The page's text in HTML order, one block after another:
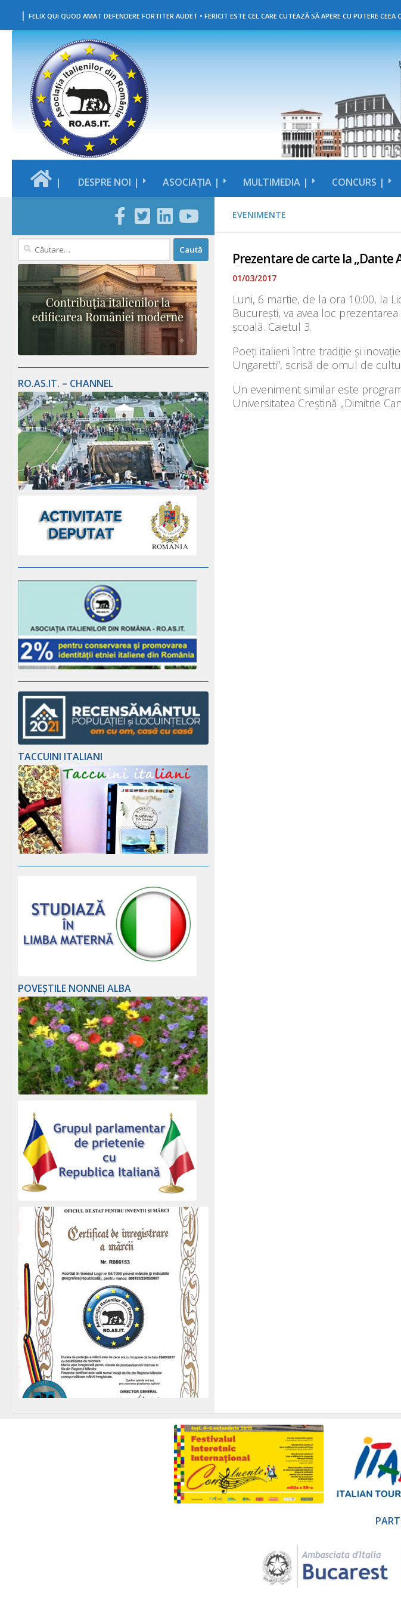
Skip to content
| FELIX QUI QUOD AMAT DEFENDERE FORTITER AUDET • FERICIT ESTE CEL CARE CUTEAZĂ SĂ APERE CU PUTERE CEEA
| DESPRE NOI | ASOCIAȚIA | MULTIMEDIA | CONCURS |
EVENIMENTE
Prezentare de carte la „Dante
01/03/2017
Luni, 6 martie, de la ora 10:00, la
București, va avea loc
școală. Caietul 3.
Poeți italieni între tradiție și
Ungaretti”, scrisă de omul de
Un eveniment similar este
Universitatea Creștină „Dimitrie
Caută
RO.AS.IT. – CHANNEL
TACCUINI ITALIANI
POVEȘTILE NONNEI ALBA